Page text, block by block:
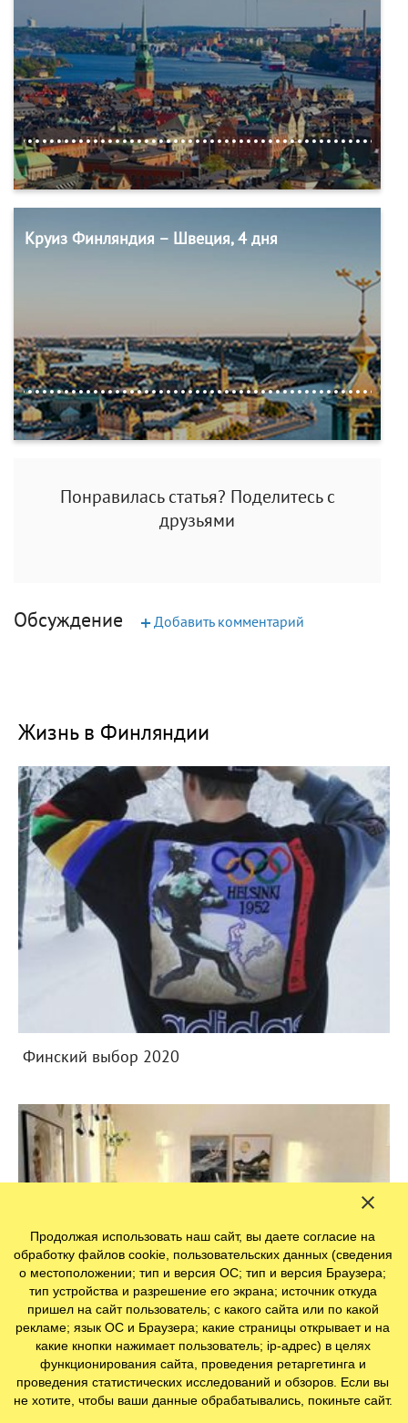
Круиз Финляндия – Швеция, 4 дня
Понравилась статья? Поделитесь с
друзьями
Обсуждение +Добавить комментарий
Жизнь в Финляндии
Финский выбор 2020
Квартира-студия по-фински
Продолжая использовать наш сайт, вы даете согласие на
обработку файлов cookie, пользовательских данных (сведения
о местоположении; тип и версия ОС; тип и версия Браузера;
тип устройства и разрешение его экрана; источник откуда
пришел на сайт пользователь; с какого сайта или по какой
рекламе; язык ОС и Браузера; какие страницы открывает и на
какие кнопки нажимает пользователь; ip-адрес) в целях
функционирования сайта, проведения ретаргетинга и
проведения статистических исследований и обзоров. Если вы
не хотите, чтобы ваши данные обрабатывались, покиньте сайт.